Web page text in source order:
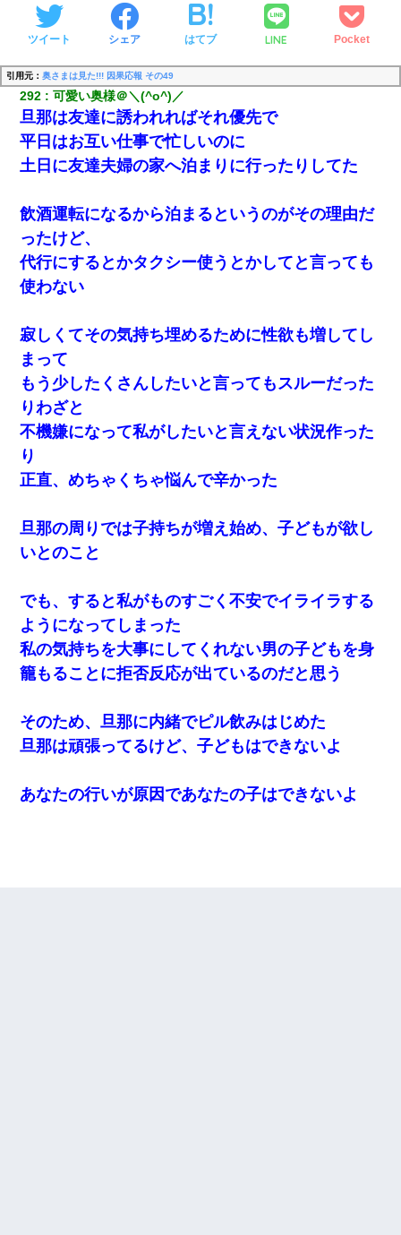
ツイート シェア はてブ LINE Pocket
引用元： 奥さまは見た!!! 因果応報 その49
292 可愛い奥様＠＼(^o^)／
旦那は友達に誘われればそれ優先で
平日はお互い仕事で忙しいのに
土日に友達夫婦の家へ泊まりに行ったりしてた
飲酒運転になるから泊まるというのがその理由だ
ったけど、
代行にするとかタクシー使うとかしてと言っても
使わない
寂しくてその気持ち埋めるために性欲も増してし
まって
もう少したくさんしたいと言ってもスルーだった
りわざと
不機嫌になって私がしたいと言えない状況作った
り
正直、めちゃくちゃ悩んで辛かった
旦那の周りでは子持ちが増え始め、子どもが欲し
いとのこと
でも、すると私がものすごく不安でイライラする
ようになってしまった
私の気持ちを大事にしてくれない男の子どもを身
籠もることに拒否反応が出ているのだと思う
そのため、旦那に内緒でピル飲みはじめた
旦那は頑張ってるけど、子どもはできないよ
あなたの行いが原因であなたの子はできないよ